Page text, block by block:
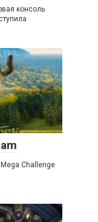
консоль
Challenge